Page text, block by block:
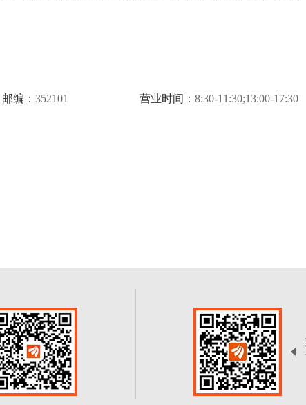
邮编： 352101 营业时间： 8:30-11:30;13:00-17:30